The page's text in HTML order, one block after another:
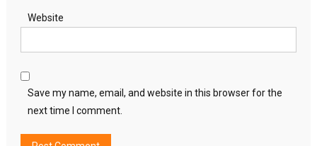
Website
Save my name, email, and website in this browser for the
next time I comment.